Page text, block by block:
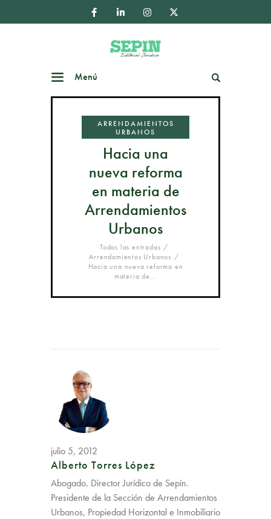
Menú
ARRENDAMIENTOS
URBANOS
Hacia una
nueva reforma
en materia de
Arrendamientos
Urbanos
Todas las entradas
Arrendamientos Urbanos
Hacia una nueva reforma en
materia de...
julio 5, 2012
Alberto Torres López
Abogado. Director Jurídico de Sepín.
Presidente de la Sección de Arrendamientos
Urbanos, Propiedad Horizontal e Inmobiliario